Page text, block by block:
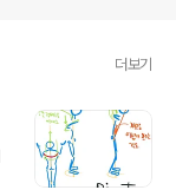
더보기